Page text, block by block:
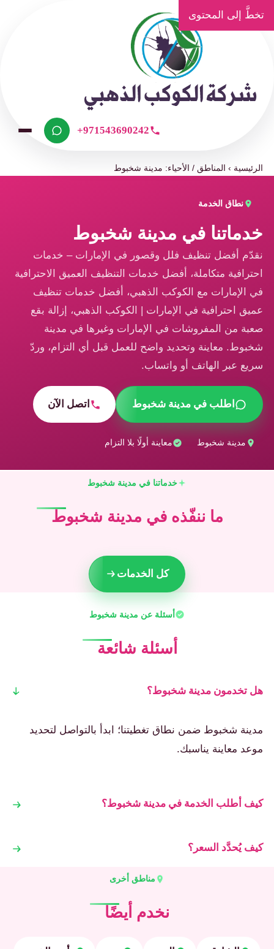
تخطَّ إلى المحتوى
+971543690242
الرئيسية ›المناطق / الأحياء: مدينة شخبوط
نطاق الخدمة
خدماتنا في مدينة شخبوط
نقدّم أفضل تنظيف فلل وقصور في الإمارات – خدمات
احترافية متكاملة، أفضل خدمات التنظيف العميق الاحترافية
في الإمارات مع الكوكب الذهبي، أفضل خدمات تنظيف
عميق احترافية في الإمارات | الكوكب الذهبي، إزالة بقع
صعبة من المفروشات في الإمارات وغيرها في مدينة
شخبوط. معاينة وتحديد واضح للعمل قبل أي التزام، وردّ
سريع عبر الهاتف أو واتساب.
اطلب في مدينة شخبوط اتصل الآن
مدينة شخبوط معاينة أولًا بلا التزام
خدماتنا في مدينة شخبوط
ما ننفّذه في مدينة شخبوط
كل الخدمات
أسئلة عن مدينة شخبوط
أسئلة شائعة
هل تخدمون مدينة شخبوط؟
مدينة شخبوط ضمن نطاق تغطيتنا؛ ابدأ بالتواصل لتحديد
موعد معاينة يناسبك.
كيف أطلب الخدمة في مدينة شخبوط؟
كيف يُحدَّد السعر؟
مناطق أخرى
نخدم أيضًا